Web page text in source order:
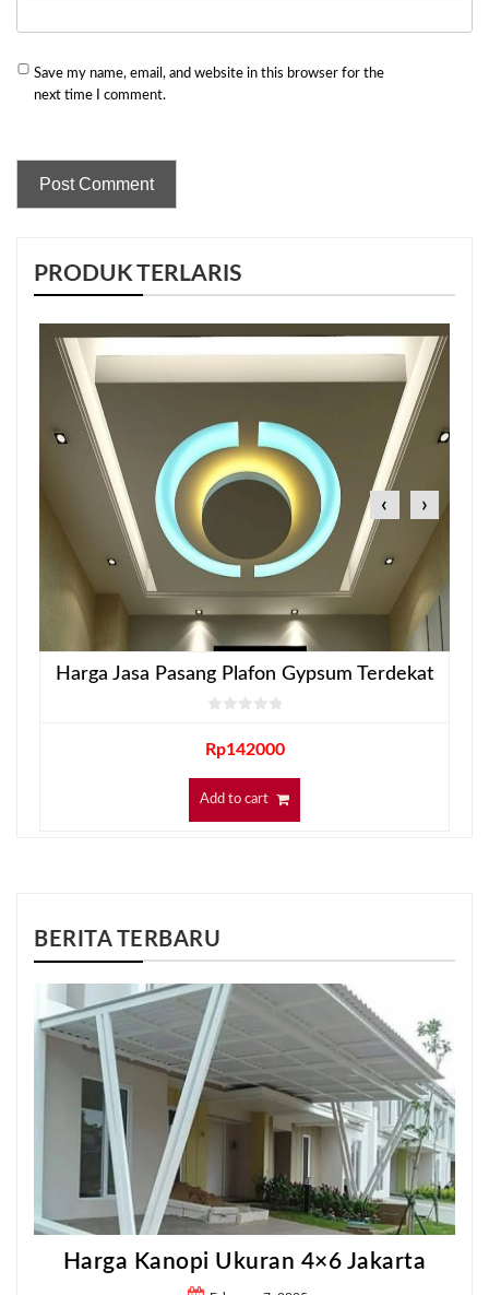
Save my name, email, and website in this browser for the
next time I comment.
PRODUK TERLARIS
Harga Jasa Pasang Plafon Gypsum Terdekat
Rp142000
Add to cart
BERITA TERBARU
Harga Kanopi Ukuran 4×6 Jakarta
‹ ›